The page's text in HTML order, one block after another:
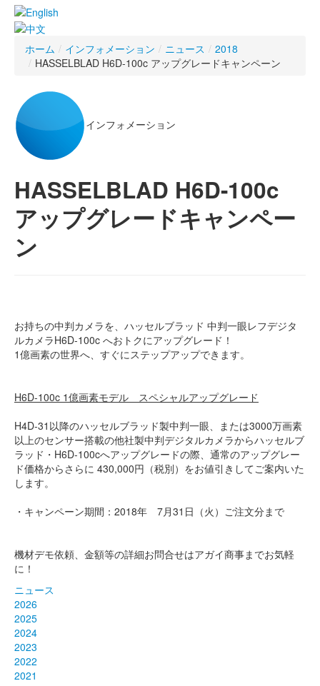
ホーム / インフォメーション / ニュース / 2018
/ HASSELBLAD H6D-100c アップグレードキャンペーン
インフォメーション
HASSELBLAD H6D-100c
アップグレードキャンペー
ン
お持ちの中判カメラを、ハッセルブラッド 中判一眼レフデジタ
ルカメラH6D-100c へおトクにアップグレード！
1億画素の世界へ、すぐにステップアップできます。
H6D-100c 1億画素モデル スペシャルアップグレード
H4D-31以降のハッセルブラッド製中判一眼、または3000万画素
以上のセンサー搭載の他社製中判デジタルカメラからハッセルブ
ラッド・H6D-100cへアップグレードの際、通常のアップグレー
ド価格からさらに 430,000円（税別）をお値引きしてご案内いた
します。
・キャンペーン期間：2018年 7月31日（火）ご注文分まで
機材デモ依頼、金額等の詳細お問合せはアガイ商事までお気軽
に！
ニュース
2026
2025
2024
2023
2022
2021